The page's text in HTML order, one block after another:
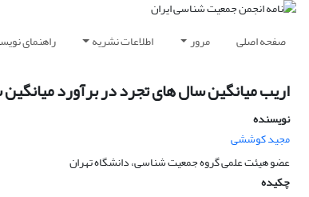
صفحه اصلی مرور اطلاعات نشریه راهنمای
اریب میانگین سال های تجرد در برآورد میانگین
نویسنده
مجید کوششی
عضو هیئت علمی گروه جمعیت شناسی، دانشگاه تهران
چکیده